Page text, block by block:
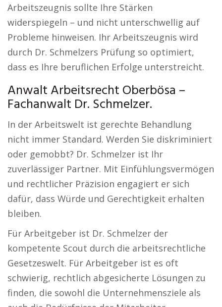
Arbeitszeugnis sollte Ihre Stärken
widerspiegeln – und nicht unterschwellig auf
Probleme hinweisen. Ihr Arbeitszeugnis wird
durch Dr. Schmelzers Prüfung so optimiert,
dass es Ihre beruflichen Erfolge unterstreicht.
Anwalt Arbeitsrecht Oberbösa –
Fachanwalt Dr. Schmelzer.
In der Arbeitswelt ist gerechte Behandlung
nicht immer Standard. Werden Sie diskriminiert
oder gemobbt? Dr. Schmelzer ist Ihr
zuverlässiger Partner. Mit Einfühlungsvermögen
und rechtlicher Präzision engagiert er sich
dafür, dass Würde und Gerechtigkeit erhalten
bleiben.
Für Arbeitgeber ist Dr. Schmelzer der
kompetente Scout durch die arbeitsrechtliche
Gesetzeswelt. Für Arbeitgeber ist es oft
schwierig, rechtlich abgesicherte Lösungen zu
finden, die sowohl die Unternehmensziele als